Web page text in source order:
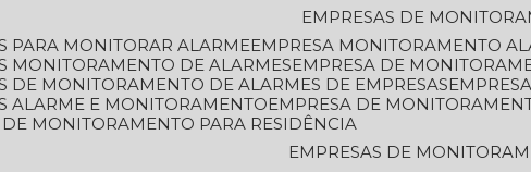
EMPRESAS DE
PARA MONITORAR ALARME
EMPRESA MONITORAMENTO
MONITORAMENTO DE ALARMES
EMPRESA DE
DE MONITORAMENTO DE ALARMES DE EMPRESAS
ALARME E MONITORAMENTO
EMPRESA DE
DE MONITORAMENTO PARA RESIDÊNCIA
EMPRESAS DE